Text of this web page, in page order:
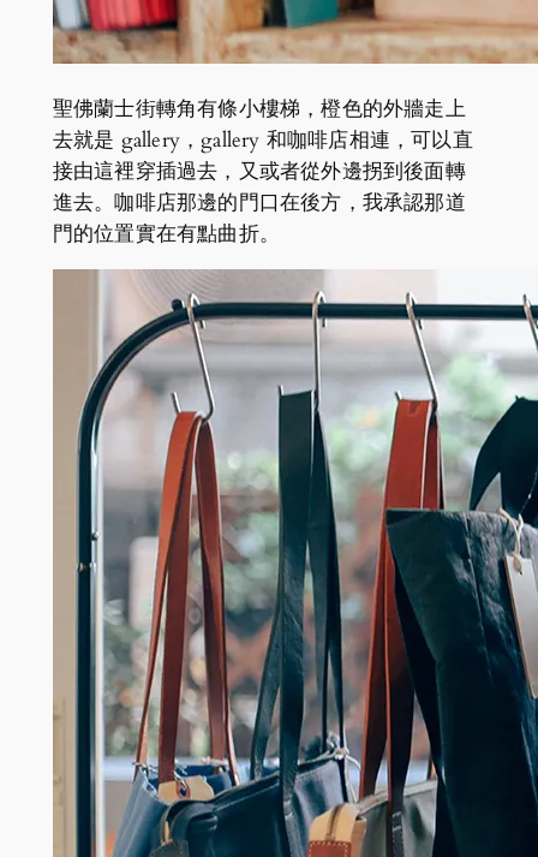
聖佛蘭士街轉角有條小樓梯，橙色的外牆走上
去就是 gallery，gallery 和咖啡店相連，可以直
接由這裡穿插過去，又或者從外邊拐到後面轉
進去。咖啡店那邊的門口在後方，我承認那道
門的位置實在有點曲折。